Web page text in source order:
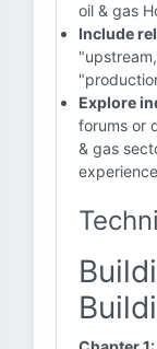
oil & gas
Include
Explore
forums or
& gas